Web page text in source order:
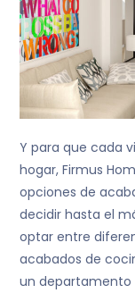
Y para que cada
hogar, Firmus
opciones de
decidir hasta el
optar entre
acabados de
un departamento